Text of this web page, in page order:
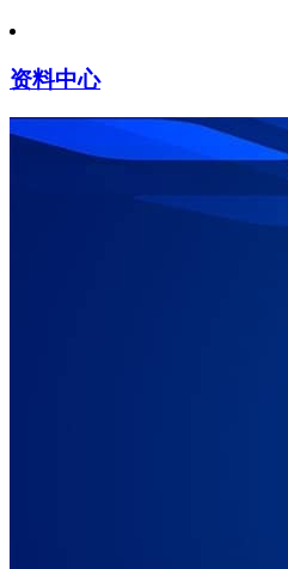
资料中心